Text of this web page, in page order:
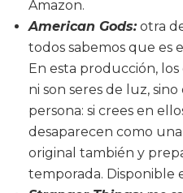
Amazon.
American Gods:otra
todos sabemos que es
En esta producción,
ni son seres de luz,
persona: si crees en
desaparecen como
original también y
temporada. Disponible